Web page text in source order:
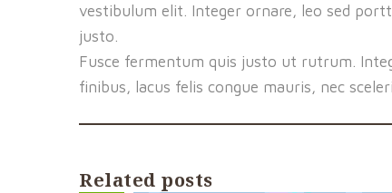
vestibulum elit. Integer ornare, leo sed
justo.
Fusce fermentum quis justo ut rutrum.
finibus, lacus felis congue mauris, nec
Related posts